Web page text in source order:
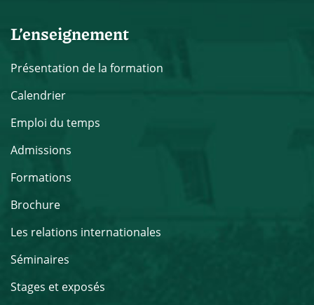
L’enseignement
Présentation de la formation
Calendrier
Emploi du temps
Admissions
Formations
Brochure
Les relations internationales
Séminaires
Stages et exposés